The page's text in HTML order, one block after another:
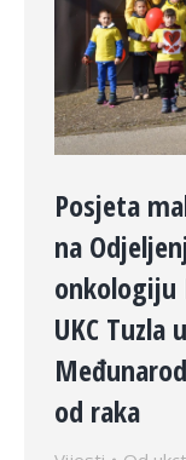
Posjeta
na
onkologiju
UKC Tuzla
od raka